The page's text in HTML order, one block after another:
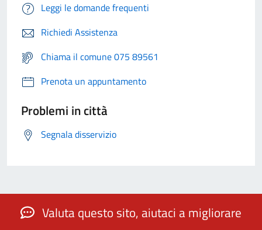
Leggi le domande frequenti
Richiedi Assistenza
Chiama il comune 075 89561
Prenota un appuntamento
Problemi in città
Segnala disservizio
Valuta questo sito, aiutaci a migliorare